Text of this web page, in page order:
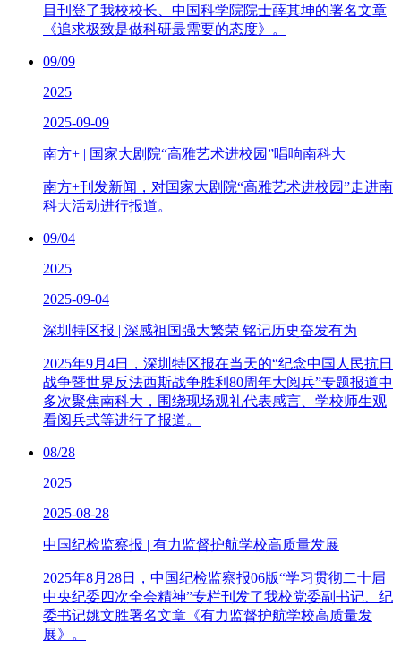
目刊登了我校校长、中国科学院院士薛其坤的署名文章
《追求极致是做科研最需要的态度》。
09/09
2025
2025-09-09
南方+ | 国家大剧院“高雅艺术进校园”唱响南科大
南方+刊发新闻，对国家大剧院“高雅艺术进校园”走进南
科大活动进行报道。
09/04
2025
2025-09-04
深圳特区报 | 深感祖国强大繁荣 铭记历史奋发有为
2025年9月4日，深圳特区报在当天的“纪念中国人民抗日
战争暨世界反法西斯战争胜利80周年大阅兵”专题报道中
多次聚焦南科大，围绕现场观礼代表感言、学校师生观
看阅兵式等进行了报道。
08/28
2025
2025-08-28
中国纪检监察报 | 有力监督护航学校高质量发展
2025年8月28日，中国纪检监察报06版“学习贯彻二十届
中央纪委四次全会精神”专栏刊发了我校党委副书记、纪
委书记姚文胜署名文章《有力监督护航学校高质量发
展》。